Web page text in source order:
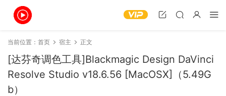
当前位置： 首页 宿主 正文
[达芬奇调色工具]Blackmagic Design DaVinci
Resolve Studio v18.6.56 [MacOSX]（5.49G
b）